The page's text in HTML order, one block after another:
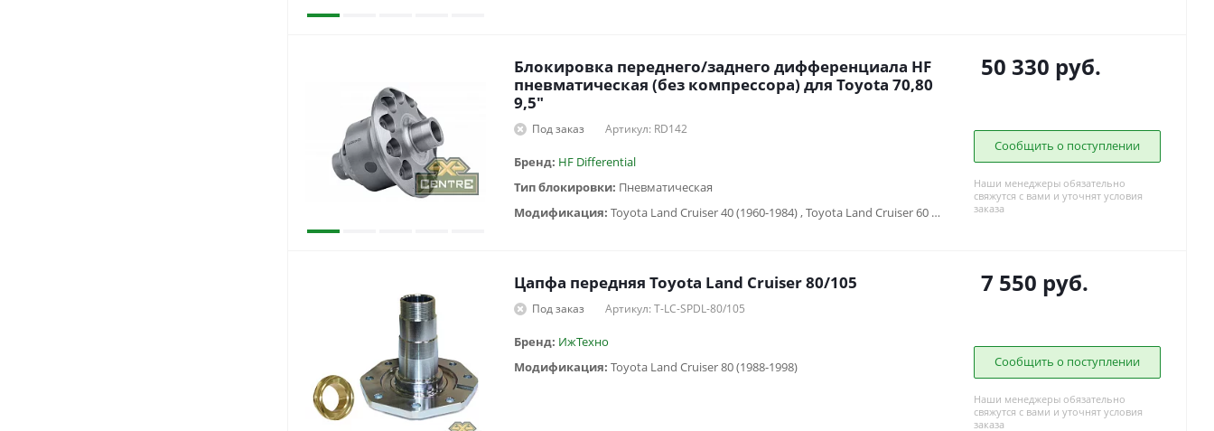
Блокировка переднего/заднего дифференциала HF
пневматическая (без компрессора) для Toyota 70,80
9,5"
Под заказ Артикул: RD142
Бренд: HF Differential
Тип блокировки: Пневматическая
Модификация:
Toyota Land Cruiser 40 (1960-1984) , Toyota Land Cruiser 60 (1980-1990) , Toyota Land Cruiser 70 (1990-1996), Toyota Land Cruiser 75 (1984-2013), Toyota Land Cruiser 80 (1988-1998)
50 330 руб.
Сообщить о поступлении
Наши менеджеры обязательно
свяжутся с вами и уточнят условия
заказа
Цапфа передняя Toyota Land Cruiser 80/105
Под заказ Артикул: T-LC-SPDL-80/105
Бренд: ИжТехно
Модификация: Toyota Land Cruiser 80 (1988-1998)
7 550 руб.
Сообщить о поступлении
Наши менеджеры обязательно
свяжутся с вами и уточнят условия
заказа